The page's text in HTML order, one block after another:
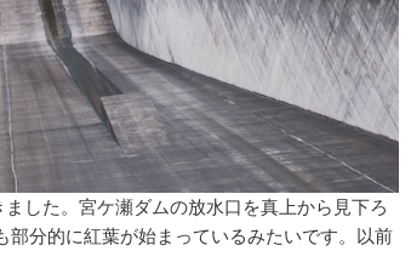
した。宮ケ瀬ダムの放水口を真上から見下ろ
分的に紅葉が始まっているみたいです。以前